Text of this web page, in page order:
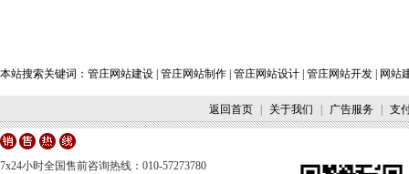
本站搜索关键词： 管庄网站建设 管庄网站制作 管庄网站设计 管庄网站开发 网站
返回首页 关于我们 广告服务 支
7x24小时全国售前咨询热线：010-57273780